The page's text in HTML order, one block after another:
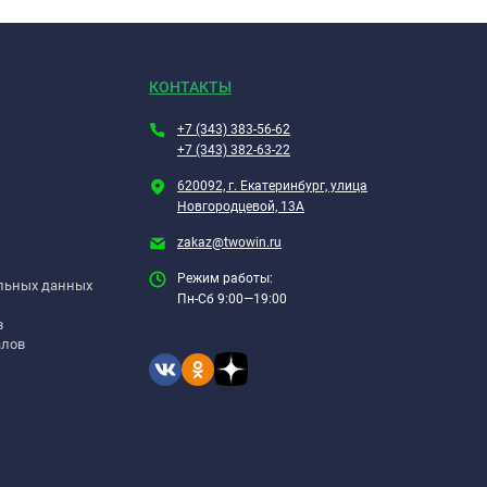
данных
КОНТАКТЫ
+7 (343) 383-56-62
+7 (343) 382-63-22
620092, г. Екатеринбург, улица
Новгородцевой, 13А
zakaz@twowin.ru
Режим работы:
Пн-Сб 9:00—19:00